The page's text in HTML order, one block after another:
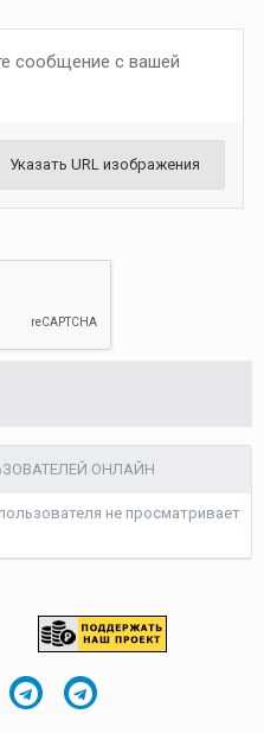
сообщение с вашей
Указать URL изображения
ОНЛАЙН
не просматривает